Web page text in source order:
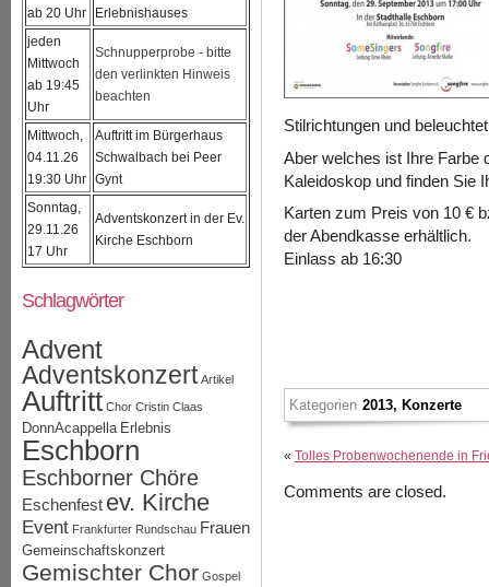
Stilrichtungen und
Aber welches ist Ihre Farbe
Kaleidoskop und finden Sie
Karten zum Preis von 10 €
der Abendkasse erhältlich.
Einlass ab 16:30
Kategorien 2013, Konzerte
« Tolles Probenwochenende in
Comments are closed.
ab 20 Uhr
Erlebnishauses
jeden
Mittwoch
ab 19:45
Uhr
Schnupperprobe - bitte
den verlinkten Hinweis
beachten
Mittwoch,
04.11.26
19:30 Uhr
Auftritt im Bürgerhaus
Schwalbach bei Peer
Gynt
Sonntag,
29.11.26
17 Uhr
Adventskonzert in der Ev.
Kirche Eschborn
Schlagwörter
Advent
Adventskonzert Artikel
Auftritt Chor Cristin Claas
DonnAcappella Erlebnis
Eschborn
Eschborner Chöre
Eschenfest ev. Kirche
Event Frankfurter Rundschau Frauen
Gemeinschaftskonzert
Gemischter Chor Gospel